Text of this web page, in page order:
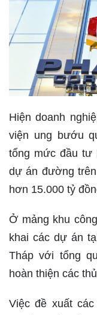
Hiện doanh
viện ung bướu
tổng mức đầu tư
dự án đường
hơn 15.000 tỷ
Ở mảng khu
khai các dự án
Tháp với tổng
hoàn thiện các
Việc đề xuất